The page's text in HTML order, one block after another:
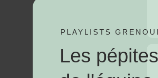
PLAYLISTS
Les pépites